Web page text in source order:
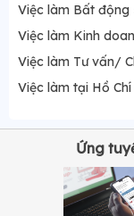
Việc làm Bất động
Việc làm Kinh
Việc làm Tư vấn/
Việc làm tại Hồ
Ứng